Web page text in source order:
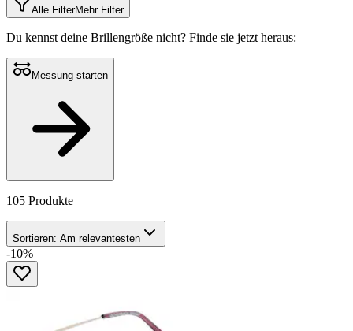
Alle FilterMehr Filter
Du kennst deine Brillengröße nicht? Finde sie jetzt heraus:
Messung starten
105 Produkte
Sortieren: Am relevantesten
-10%